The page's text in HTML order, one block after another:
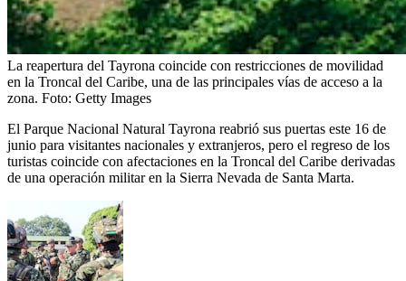
La reapertura del Tayrona coincide con restricciones de movilidad
en la Troncal del Caribe, una de las principales vías de acceso a la
zona. Foto: Getty Images
El Parque Nacional Natural Tayrona reabrió sus puertas este 16 de
junio para visitantes nacionales y extranjeros, pero el regreso de los
turistas coincide con afectaciones en la Troncal del Caribe derivadas
de una operación militar en la Sierra Nevada de Santa Marta.